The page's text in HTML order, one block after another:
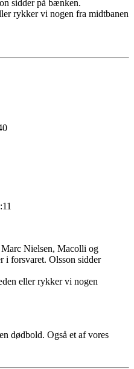
sidder på bænken.
rykker vi nogen fra midtbanen
Nielsen, Macolli og
i forsvaret. Olsson sidder
eller rykker vi nogen
dødbold. Også et af vores